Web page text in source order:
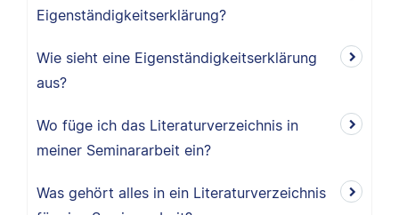
Eigenständigkeitserklärung?
Wie sieht eine Eigenständigkeitserklärung
aus?
Wo füge ich das Literaturverzeichnis in
meiner Seminararbeit ein?
Was gehört alles in ein Literaturverzeichnis